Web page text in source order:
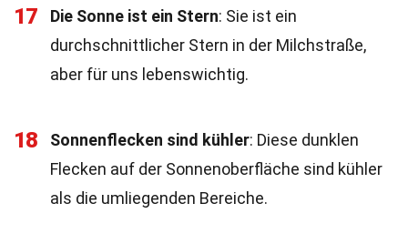
17 Die Sonne ist ein Stern: Sie ist ein
durchschnittlicher Stern in der Milchstraße,
aber für uns lebenswichtig.
18 Sonnenflecken sind kühler: Diese dunklen
Flecken auf der Sonnenoberfläche sind kühler
als die umliegenden Bereiche.